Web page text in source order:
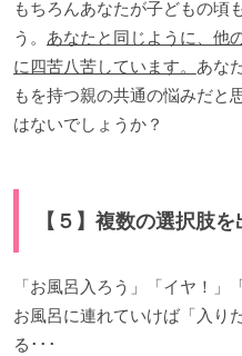
もちろんあなたが子どもの頃
う。 あなたと同じように、他
に四苦八苦しています。 あな
もを持つ親の共通の悩みだと
はないでしょうか？
【５】複数の選択肢
「お風呂入ろう」「イヤ！」
お風呂に連れていけば「入り
る･･･